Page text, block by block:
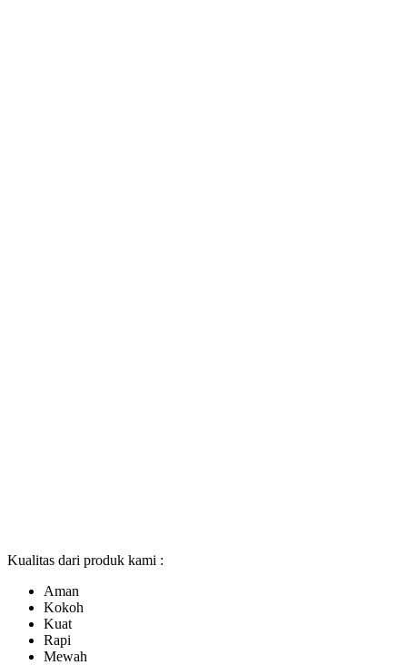
Kualitas dari produk kami :
Aman
Kokoh
Kuat
Rapi
Mewah